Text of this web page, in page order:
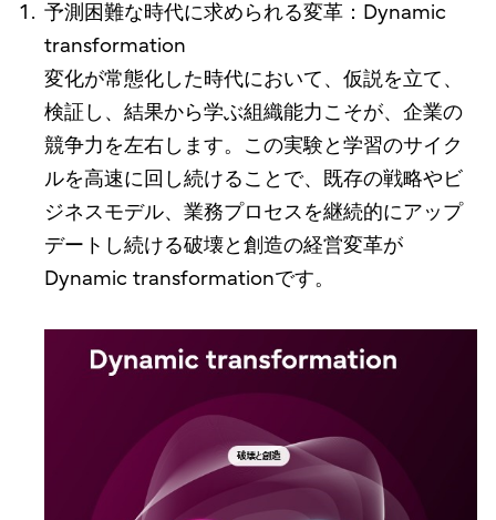
予測困難な時代に求められる変革：Dynamic
transformation
変化が常態化した時代において、仮説を立て、
検証し、結果から学ぶ組織能力こそが、企業の
競争力を左右します。この実験と学習のサイク
ルを高速に回し続けることで、既存の戦略やビ
ジネスモデル、業務プロセスを継続的にアップ
デートし続ける破壊と創造の経営変革が
Dynamic transformationです。